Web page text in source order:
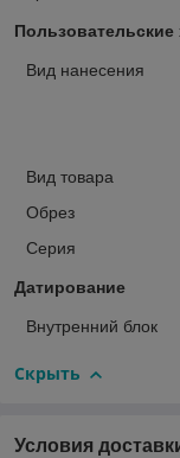
Пользовательские
Вид нанесения
Вид товара
Обрез
Серия
Датирование
Внутренний блок
Скрыть
Условия